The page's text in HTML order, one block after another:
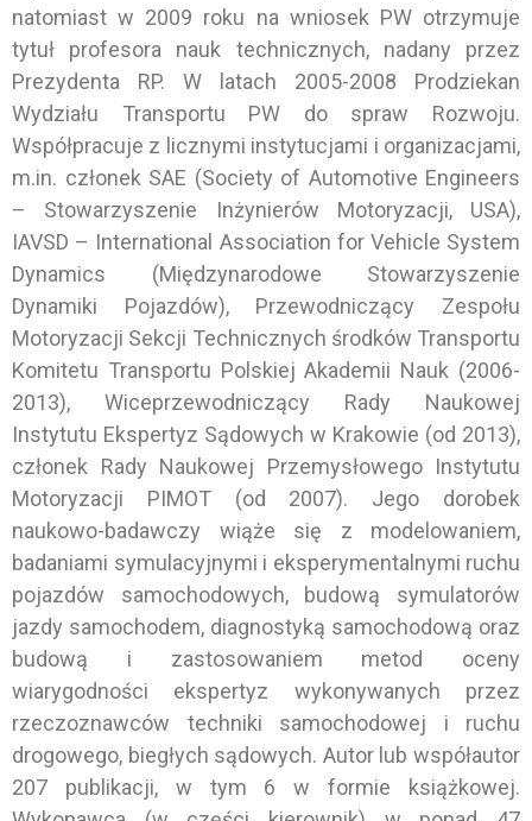
natomiast w 2009 roku na wniosek PW otrzymuje
tytuł profesora nauk technicznych, nadany przez
Prezydenta RP. W latach 2005-2008 Prodziekan
Wydziału Transportu PW do spraw Rozwoju.
Współpracuje z licznymi instytucjami i organizacjami,
m.in. członek SAE (Society of Automotive Engineers
– Stowarzyszenie Inżynierów Motoryzacji, USA),
IAVSD – International Association for Vehicle System
Dynamics (Międzynarodowe Stowarzyszenie
Dynamiki Pojazdów), Przewodniczący Zespołu
Motoryzacji Sekcji Technicznych środków Transportu
Komitetu Transportu Polskiej Akademii Nauk (2006-
2013), Wiceprzewodniczący Rady Naukowej
Instytutu Ekspertyz Sądowych w Krakowie (od 2013),
członek Rady Naukowej Przemysłowego Instytutu
Motoryzacji PIMOT (od 2007). Jego dorobek
naukowo-badawczy wiąże się z modelowaniem,
badaniami symulacyjnymi i eksperymentalnymi ruchu
pojazdów samochodowych, budową symulatorów
jazdy samochodem, diagnostyką samochodową oraz
budową i zastosowaniem metod oceny
wiarygodności ekspertyz wykonywanych przez
rzeczoznawców techniki samochodowej i ruchu
drogowego, biegłych sądowych. Autor lub współautor
207 publikacji, w tym 6 w formie książkowej.